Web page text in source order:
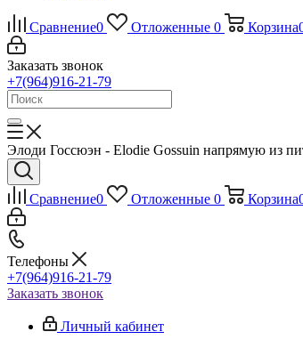
Сравнение0 Отложенные 0 Корзина
Заказать звонок
+7(964)916-21-79
Элоди Госсюэн - Elodie Gossuin напрямую из
Сравнение0 Отложенные 0 Корзина
Телефоны
+7(964)916-21-79
Заказать звонок
Личный кабинет